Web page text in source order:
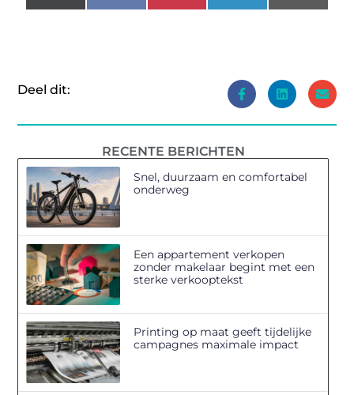
(Twitter)
Deel dit:
RECENTE BERICHTEN
Snel, duurzaam en comfortabel
onderweg
Een appartement verkopen
zonder makelaar begint met een
sterke verkooptekst
Printing op maat geeft tijdelijke
campagnes maximale impact